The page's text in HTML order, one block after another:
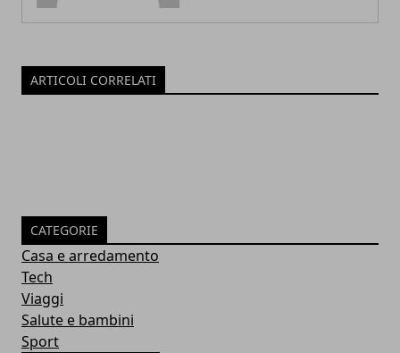
ARTICOLI CORRELATI
CATEGORIE
Casa e arredamento
Tech
Viaggi
Salute e bambini
Sport